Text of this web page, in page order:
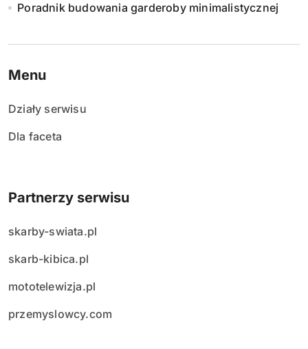
Poradnik budowania garderoby minimalistycznej
Menu
Działy serwisu
Dla faceta
Partnerzy serwisu
skarby-swiata.pl
skarb-kibica.pl
mototelewizja.pl
przemyslowcy.com